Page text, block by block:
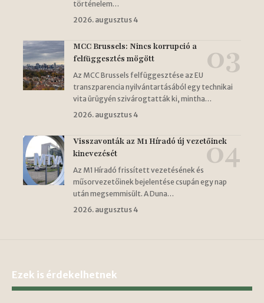
történelem…
2026. augusztus 4
MCC Brussels: Nincs korrupció a
felfüggesztés mögött
Az MCC Brussels felfüggesztése az EU
transzparencia nyilvántartásából egy technikai
vita ürügyén szivárogtatták ki, mintha…
2026. augusztus 4
Visszavonták az M1 Híradó új vezetőinek
kinevezését
Az M1 Híradó frissített vezetésének és
műsorvezetőinek bejelentése csupán egy nap
után megsemmisült. A Duna…
2026. augusztus 4
Ezek is érdekelhetnek